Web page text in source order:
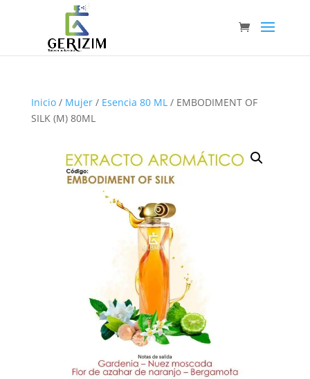
Inicio/ Mujer/ Esencia 80 ML/ EMBODIMENT OF
SILK (M) 80ML